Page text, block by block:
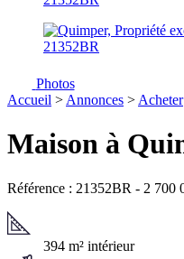
Photos
Accueil > Annonces > Acheter
Maison à
Référence : 21352BR - 2 700
394 m² intérieur